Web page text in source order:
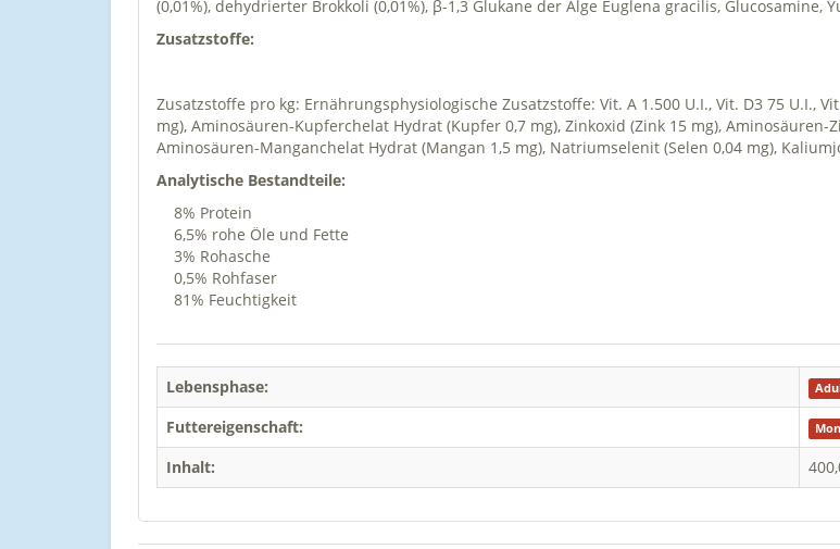
(0,01%), dehydrierter Brokkoli (0,01%), β-1,3 Glukane der Alge Euglena gracilis, Glucosamine,
Zusatzstoffe:
Zusatzstoffe pro kg: Ernährungsphysiologische Zusatzstoffe: Vit. A 1.500 U.I., Vit. D3 75 U.I.,
mg), Aminosäuren-Kupferchelat Hydrat (Kupfer 0,7 mg), Zinkoxid (Zink 15 mg),
Aminosäuren-Manganchelat Hydrat (Mangan 1,5 mg), Natriumselenit (Selen 0,04 mg),
Analytische Bestandteile:
8% Protein
6,5% rohe Öle und Fette
3% Rohasche
0,5% Rohfaser
81% Feuchtigkeit
Lebensphase:
Futtereigenschaft:
Inhalt: